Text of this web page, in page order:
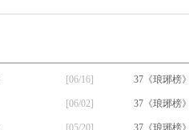
[06/16] 37《琅琊榜
[06/02] 37《琅琊榜
[05/20] 37《琅琊榜